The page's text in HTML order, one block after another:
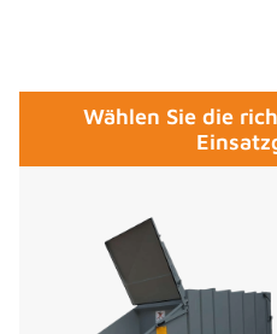
Wählen Sie die